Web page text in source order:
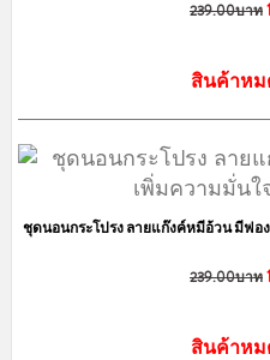
239.00บาท
สินค้าหม
ชุดนอนกระโปรง ลายแก๊งค์หมีอ้วน มีฟ
239.00บาท
สินค้าหม